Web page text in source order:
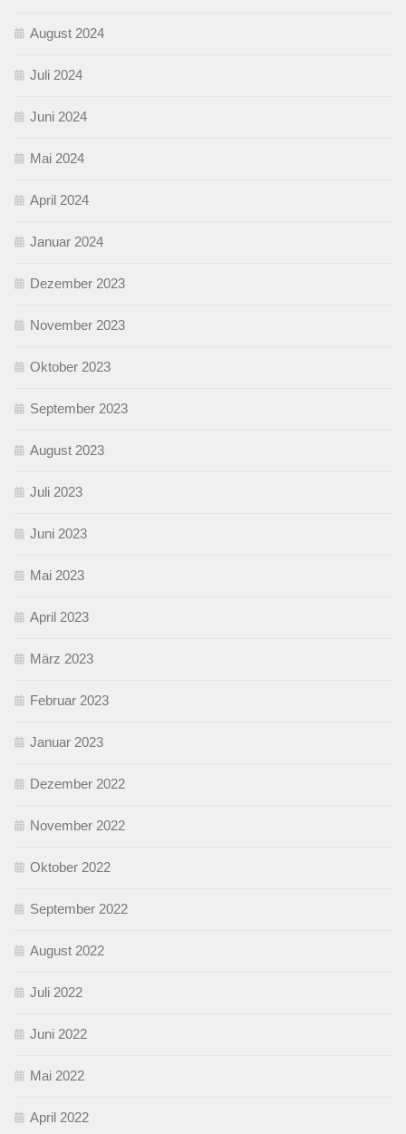
August 2024
Juli 2024
Juni 2024
Mai 2024
April 2024
Januar 2024
Dezember 2023
November 2023
Oktober 2023
September 2023
August 2023
Juli 2023
Juni 2023
Mai 2023
April 2023
März 2023
Februar 2023
Januar 2023
Dezember 2022
November 2022
Oktober 2022
September 2022
August 2022
Juli 2022
Juni 2022
Mai 2022
April 2022